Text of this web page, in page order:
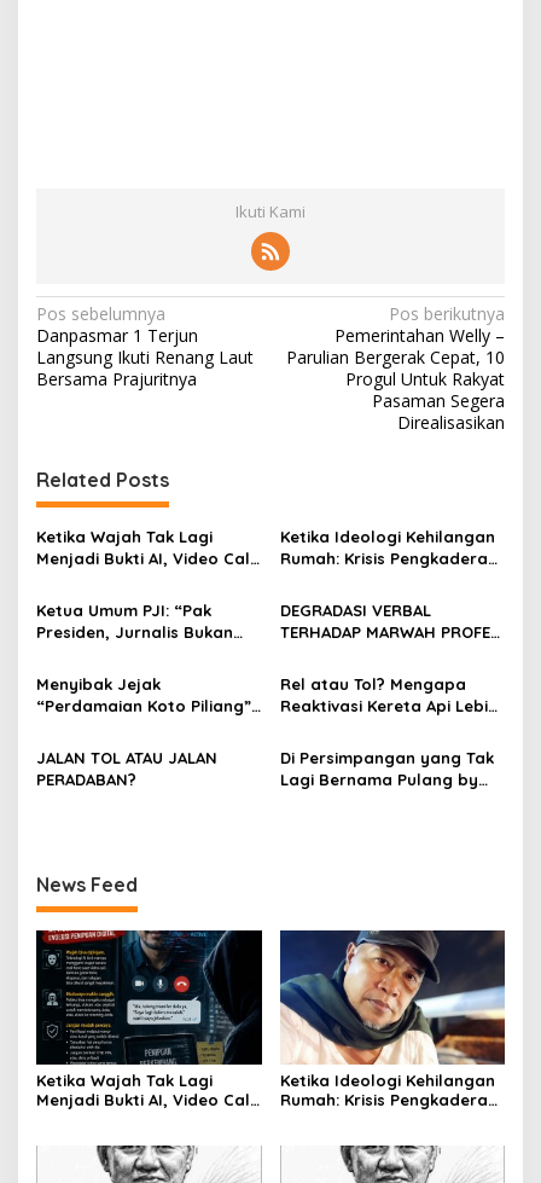
Ikuti Kami
N
a
v
a
s
i
o
Pos sebelumnya
Danpasmar 1 Terjun
Langsung Ikuti Renang Laut
Bersama Prajuritnya
Pos berikutnya
Pemerintahan Welly –
Parulian Bergerak Cepat, 10
Progul Untuk Rakyat
Pasaman Segera
Direalisasikan
Related Posts
Ketika Wajah Tak Lagi
Menjadi Bukti AI, Video Call,
Digital Oleh: Ardy Mu’tamar
Ketika Ideologi Kehilangan
Rumah: Krisis Pengkaderan
dalam Bayang-Bayang
Kepemimpinan yang
Ketua Umum PJI: “Pak
Presiden, Jurnalis Bukan
DEGRADASI VERBAL
TERHADAP MARWAH PROFESI
ABUSE OF INFLUENCE OLEH
OKNUM ADVOKAT HOTMAN
Menyibak Jejak
“Perdamaian Koto Piliang”:
Bapaneh di Nagari
Simawang
Rel atau Tol? Mengapa
Reaktivasi Kereta Api Lebih
Tol yang Membelah Nagari
JALAN TOL ATAU JALAN
PERADABAN?
Di Persimpangan yang Tak
Lagi Bernama Pulang by
News Feed
Ketika Wajah Tak Lagi
Menjadi Bukti AI, Video Call,
Ketika Ideologi Kehilangan
Rumah: Krisis Pengkaderan
Kepemimpinan yang
Kehilangan Arah